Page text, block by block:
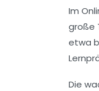
Im
große
etwa
Die